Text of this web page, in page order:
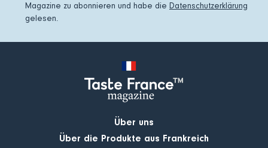
Magazine zu abonnieren und habe die Datenschutzerklärung
gelesen.
Über uns
Über die Produkte aus Frankreich